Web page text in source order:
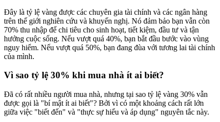
Đây là tỷ lệ vàng được các chuyên gia tài chính và các ngân hàng
trên thế giới nghiên cứu và khuyến nghị. Nó đảm bảo bạn vẫn còn
70% thu nhập để chi tiêu cho sinh hoạt, tiết kiệm, đầu tư và tận
hưởng cuộc sống. Nếu vượt quá 40%, bạn bắt đầu bước vào vùng
nguy hiểm. Nếu vượt quá 50%, bạn đang đùa với tương lai tài chính
của mình.
Vì sao tỷ lệ 30% khi mua nhà ít ai biết?
Đã có rất nhiều người mua nhà, nhưng tại sao tỷ lệ vàng 30% vẫn
được gọi là "bí mật ít ai biết"? Bởi vì có một khoảng cách rất lớn
giữa việc "biết đến" và "thực sự hiểu và áp dụng" nguyên tắc này.